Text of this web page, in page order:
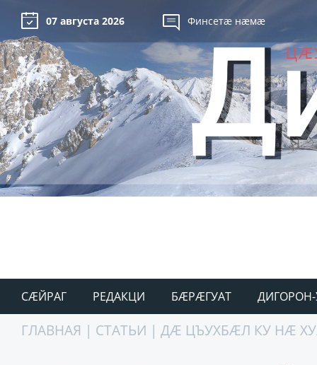
07 августа 2026 Финсетæ нæмæ
СÆЙРАГ РЕДАКЦИ БÆРÆГУАТ ДИГОРОН-
ГЛАВНАЯ | СТАТЬИ | ДӔ ЦЪУХБӔЛ КУ НӔ